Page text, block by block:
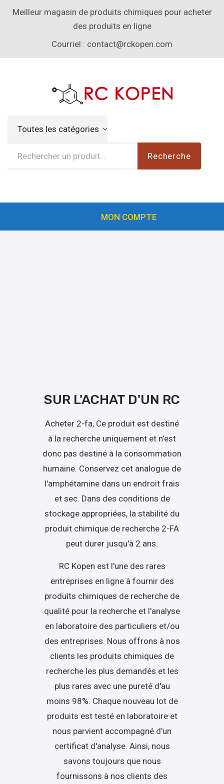
Meilleur magasin de produits chimiques pour acheter
des produits en ligne
Courriel : contact@rckopen.com
Toutes les catégories
Recherche
MON COMPTE
SUR L'ACHAT D'UN RC
Acheter 2-fa, Ce produit est destiné
à la recherche uniquement et n'est
donc pas destiné à la consommation
humaine. Conservez cet analogue de
l'amphétamine dans un endroit frais
et sec. Dans des conditions de
stockage appropriées, la stabilité du
produit chimique de recherche 2-FA
peut durer jusqu'à 2 ans.
RC Kopen est l'une des rares
entreprises en ligne à fournir des
produits chimiques de recherche de
qualité pour la recherche et l'analyse
en laboratoire des particuliers et/ou
des entreprises. Nous offrons à nos
clients les produits chimiques de
recherche les plus demandés et les
plus rares avec une pureté d'au
moins 98%. Chaque nouveau lot de
produits est testé en laboratoire et
nous parvient accompagné d'un
certificat d'analyse. Ainsi, nous
savons toujours que nous
fournissons à nos clients des